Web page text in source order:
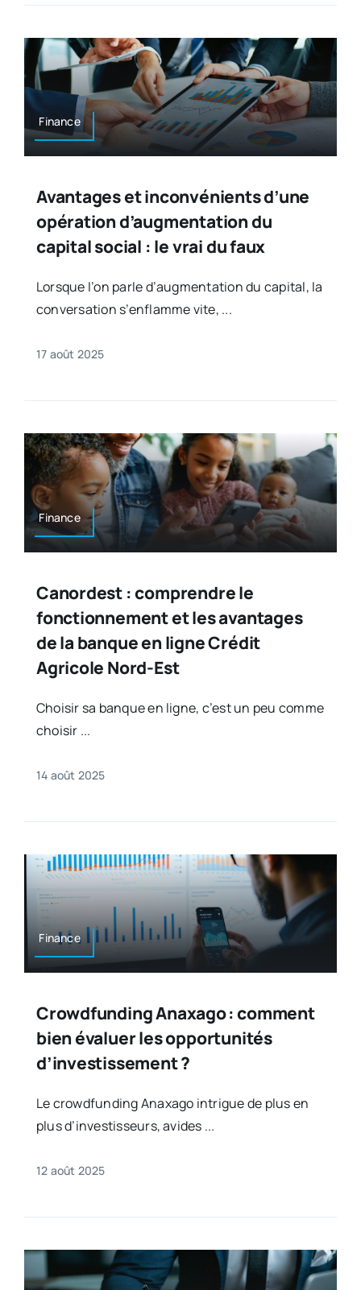
Finance
Avantages et inconvénients d’une
opération d’augmentation du
capital social : le vrai du faux
Lorsque l’on parle d’augmentation du capital, la
conversation s’enflamme vite, ...
17 août 2025
Finance
Canordest : comprendre le
fonctionnement et les avantages
de la banque en ligne Crédit
Agricole Nord-Est
Choisir sa banque en ligne, c’est un peu comme
choisir ...
14 août 2025
Finance
Crowdfunding Anaxago : comment
bien évaluer les opportunités
d’investissement ?
Le crowdfunding Anaxago intrigue de plus en
plus d’investisseurs, avides ...
12 août 2025